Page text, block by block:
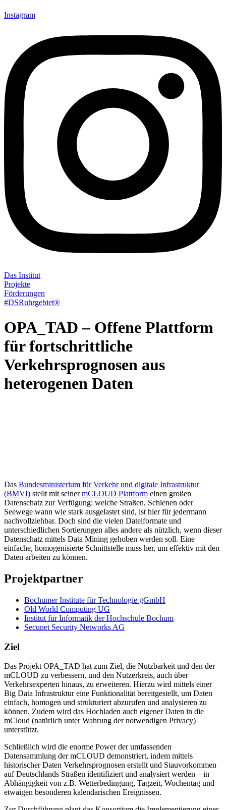
Instagram
Das Institut
Projekte
Förderungen
#DSRuhrgebiet®
OPA_TAD – Offene Plattform
für fortschrittliche
Verkehrsprognosen aus
heterogenen Daten
Das Bundesministerium für Verkehr und digitale Infrastruktur
(BMVI) stellt mit seinermCLOUD Plattform einen großen
Datenschatz zur Verfügung: welche Straßen, Schienen oder
Seewege wann wie stark ausgelastet sind, ist hier für jedermann
nachvollziehbar. Doch sind die vielen Dateiformate und
unterschiedlichen Sortierungen alles andere als nützlich, wenn dieser
Datenschatz mittels Data Mining gehoben werden soll. Eine
einfache, homogenisierte Schnittstelle muss her, um effektiv mit den
Daten arbeiten zu können.
Projektpartner
Bochumer Institute für Technologie gGmbH
Old World Computing UG
Institut für Informatik der Hochschule Bochum
Secunet Security Networks AG
Ziel
Das Projekt OPA_TAD hat zum Ziel, die Nutzbarkeit und den der
mCLOUD zu verbessern, und den Nutzerkreis, auch über
Verkehrsexperten hinaus, zu erweiteren. Hierzu wird mittels einer
Big Data Infrastruktur eine Funktionalität bereitgestellt, um Daten
einfach, homogen und strukturiert abzurufen und analysieren zu
können. Zudem wird das Hochladen auch eigener Daten in die
mCloud (natürlich unter Wahrung der notwendigen Privacy)
unterstützt.
Schließlich wird die enorme Power der umfassenden
Datensammlung der mCLOUD demonstriert, indem mittels
historischer Daten Verkehrsprognosen erstellt und Stauvorkommen
auf Deutschlands Straßen identifiziert und analysiert werden – in
Abhängigkeit von z.B. Wetterbedingung, Tagzeit, Wochentag und
etwaigen besonderen kalendarischen Ereignissen.